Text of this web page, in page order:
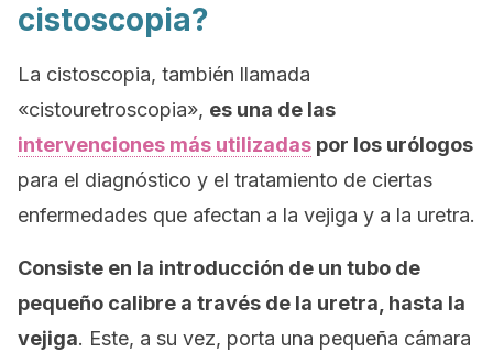
cistoscopia?
La cistoscopia, también llamada
«cistouretroscopia», es una de las
intervenciones más utilizadas por los urólogos
para el diagnóstico y el tratamiento de ciertas
enfermedades que afectan a la vejiga y a la uretra.
Consiste en la introducción de un tubo de
pequeño calibre a través de la uretra, hasta la
vejiga. Este, a su vez, porta una pequeña cámara